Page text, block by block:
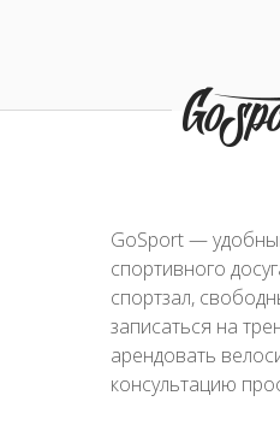
GoSport —
спортивного
спортзал,
записаться на
арендовать
консультацию